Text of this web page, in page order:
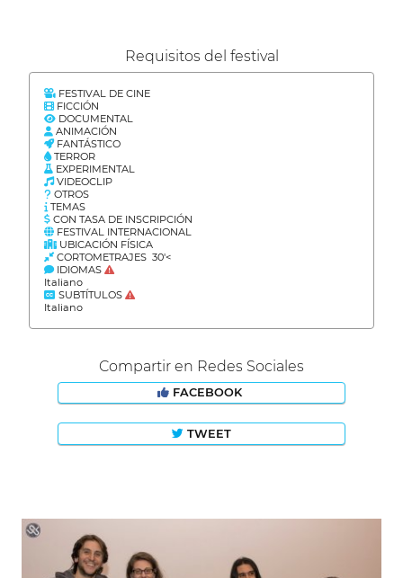
Requisitos del festival
FESTIVAL DE CINE
FICCIÓN
DOCUMENTAL
ANIMACIÓN
FANTÁSTICO
TERROR
EXPERIMENTAL
VIDEOCLIP
OTROS
TEMAS
CON TASA DE INSCRIPCIÓN
FESTIVAL INTERNACIONAL
UBICACIÓN FÍSICA
CORTOMETRAJES 30'<
IDIOMAS
Italiano
SUBTÍTULOS
Italiano
Compartir en Redes Sociales
FACEBOOK
TWEET